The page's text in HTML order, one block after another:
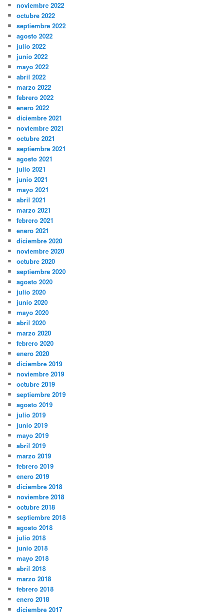
noviembre 2022
octubre 2022
septiembre 2022
agosto 2022
julio 2022
junio 2022
mayo 2022
abril 2022
marzo 2022
febrero 2022
enero 2022
diciembre 2021
noviembre 2021
octubre 2021
septiembre 2021
agosto 2021
julio 2021
junio 2021
mayo 2021
abril 2021
marzo 2021
febrero 2021
enero 2021
diciembre 2020
noviembre 2020
octubre 2020
septiembre 2020
agosto 2020
julio 2020
junio 2020
mayo 2020
abril 2020
marzo 2020
febrero 2020
enero 2020
diciembre 2019
noviembre 2019
octubre 2019
septiembre 2019
agosto 2019
julio 2019
junio 2019
mayo 2019
abril 2019
marzo 2019
febrero 2019
enero 2019
diciembre 2018
noviembre 2018
octubre 2018
septiembre 2018
agosto 2018
julio 2018
junio 2018
mayo 2018
abril 2018
marzo 2018
febrero 2018
enero 2018
diciembre 2017